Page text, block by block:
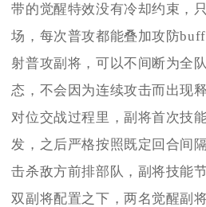
带的觉醒特效没有冷却约束，
场，每次普攻都能叠加攻防
射普攻副将，可以不间断为全
态，不会因为连续攻击而出现
对位交战过程里，副将首次技
发，之后严格按照既定回合间
击杀敌方前排部队，副将技能
双副将配置之下，两名觉醒副